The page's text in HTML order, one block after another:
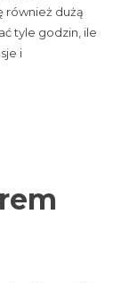
również dużą
tyle godzin, ile
i